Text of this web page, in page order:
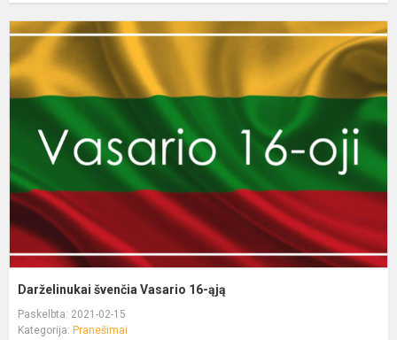
Darželinukai švenčia Vasario 16-ąją
Paskelbta: 2021-02-15
Kategorija: Pranešimai